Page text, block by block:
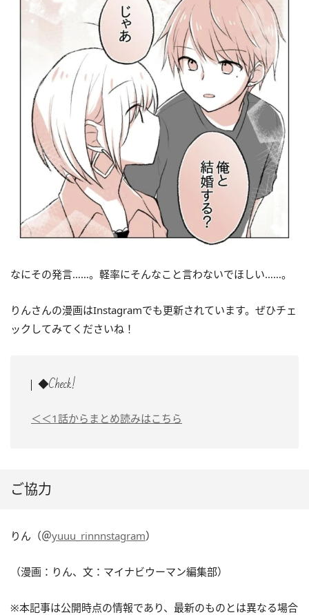
なにその発言……。軽率にそんなこと言わないでほしい……。
りんさんの漫画はInstagramでも更新されています。ぜひチェ
ックしてみてくださいね！
◆Check!
＜＜1話からまとめ読みはこちら
ご協力
りん（＠yuuu_rinnnstagram）
（漫画：りん、文：マイナビウーマン編集部）
※本記事は公開時点の情報であり、最新のものとは異なる場合